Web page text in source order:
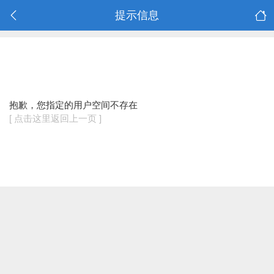
提示信息
抱歉，您指定的用户空间不存在
[ 点击这里返回上一页 ]